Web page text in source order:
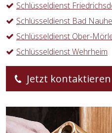
Schlüsseldienst
Schlüsseldienst Bad
Schlüsseldienst Ober-
Schlüsseldienst Wehrheim
Jetzt kontaktieren